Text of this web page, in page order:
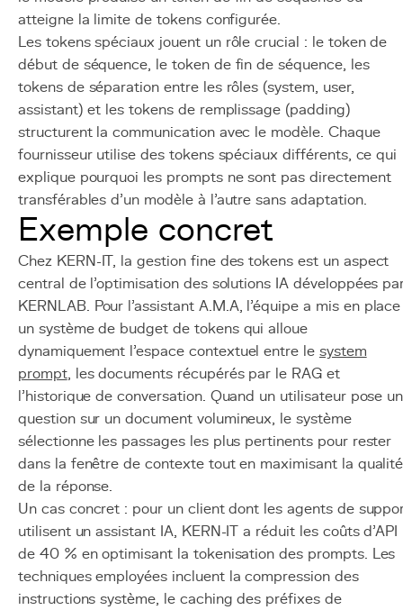
atteigne la limite de tokens configurée.
Les tokens spéciaux jouent un rôle crucial : le token de
début de séquence, le token de fin de séquence, les
tokens de séparation entre les rôles (system, user,
assistant) et les tokens de remplissage (padding)
structurent la communication avec le modèle. Chaque
fournisseur utilise des tokens spéciaux différents, ce qui
explique pourquoi les prompts ne sont pas directement
transférables d'un modèle à l'autre sans adaptation.
Exemple concret
Chez KERN-IT, la gestion fine des tokens est un aspect
central de l'optimisation des solutions IA développées
KERNLAB. Pour l'assistant A.M.A, l'équipe a mis en place
un système de budget de tokens qui alloue
dynamiquement l'espace contextuel entre le system
prompt, les documents récupérés par le RAG et
l'historique de conversation. Quand un utilisateur pose
question sur un document volumineux, le système
sélectionne les passages les plus pertinents pour rester
dans la fenêtre de contexte tout en maximisant la qualité
de la réponse.
Un cas concret : pour un client dont les agents de
utilisent un assistant IA, KERN-IT a réduit les coûts d'API
de 40 % en optimisant la tokenisation des prompts. Les
techniques employées incluent la compression des
instructions système, le caching des préfixes de